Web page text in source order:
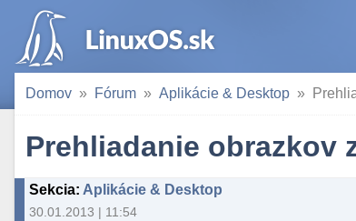
Domov Fórum Aplikácie & Desktop
Prehliadanie obrazkov
Sekcia: Aplikácie & Desktop
30.01.2013 | 11:54